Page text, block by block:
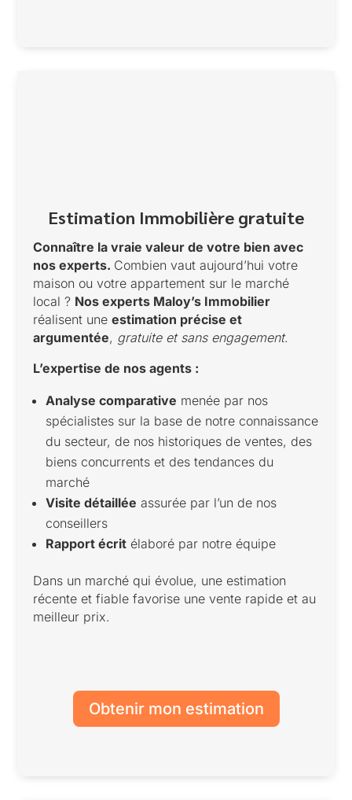
Estimation Immobilière gratuite
Connaître la vraie valeur de votre bien avec
nos experts. Combien vaut aujourd’hui votre
maison ou votre appartement sur le marché
local ? Nos experts Maloy’s Immobilier
réalisent uneestimation précise et
argumentée, gratuite et sans engagement.
L’expertise de nos agents :
Analyse comparative menée par nos
spécialistes sur la base de notre connaissance
du secteur, de nos historiques de ventes, des
biens concurrents et des tendances du
marché
Visite détaillée assurée par l’un de nos
conseillers
Rapport écrit élaboré par notre équipe
Dans un marché qui évolue, une estimation
récente et fiable favorise une vente rapide et au
meilleur prix.
Obtenir mon estimation